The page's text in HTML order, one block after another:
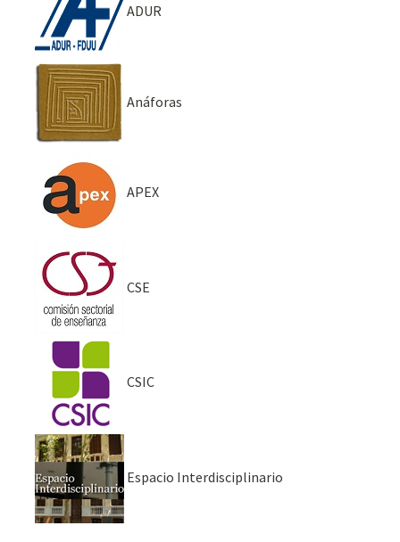
ADUR
Anáforas
APEX
CSE
CSIC
Espacio Interdisciplinario